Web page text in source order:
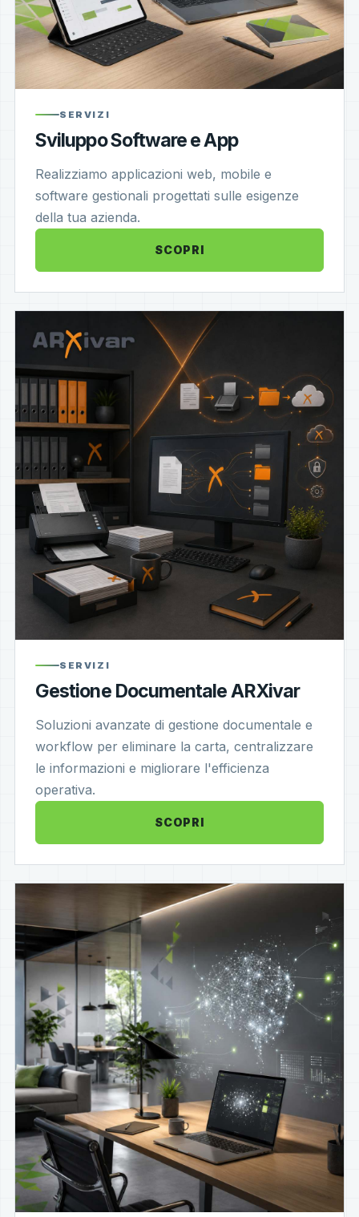
SERVIZI
Sviluppo Software e App
Realizziamo applicazioni web, mobile e
software gestionali progettati sulle esigenze
della tua azienda.
SCOPRI
SERVIZI
Gestione Documentale ARXivar
Soluzioni avanzate di gestione documentale e
workflow per eliminare la carta, centralizzare
le informazioni e migliorare l'efficienza
operativa.
SCOPRI